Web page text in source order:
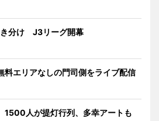
き分け J3リーグ開幕
料エリアなしの門司側をライブ配信
人が提灯行列、多幸アートも